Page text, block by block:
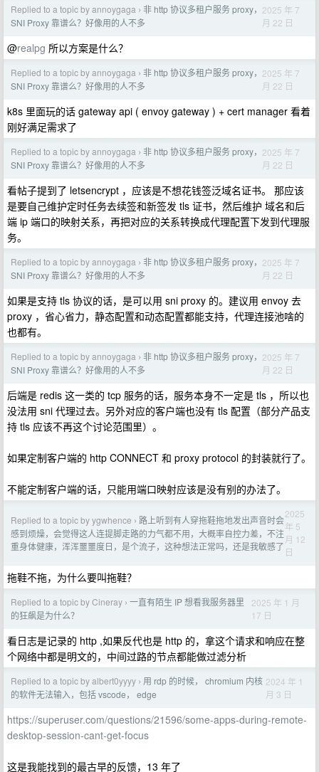
Replied to a topic by annoygaga › 非 http 协议多租户服务 proxy，
SNI Proxy 靠谱么？好像用的人不多
2025 年 7
月 22 日
@realpg 所以方案是什么？
Replied to a topic by annoygaga › 非 http 协议多租户服务 proxy，
SNI Proxy 靠谱么？好像用的人不多
2025 年 7
月 22 日
k8s 里面玩的话 gateway api ( envoy gateway ) + cert manager 看着
刚好满足需求了
Replied to a topic by annoygaga › 非 http 协议多租户服务 proxy，
SNI Proxy 靠谱么？好像用的人不多
2025 年 7
月 22 日
看帖子提到了 letsencrypt ，应该是不想花钱签泛域名证书。 那应该
是要自己维护定时任务去续签和新签发 tls 证书，然后维护 域名和后
端 ip 端口的映射关系，再把对应的关系转换成代理配置下发到代理服
务。
Replied to a topic by annoygaga › 非 http 协议多租户服务 proxy，
SNI Proxy 靠谱么？好像用的人不多
2025 年 7
月 22 日
如果是支持 tls 协议的话，是可以用 sni proxy 的。建议用 envoy 去
proxy ，省心省力，静态配置和动态配置都能支持，代理连接池啥的
也都有。
Replied to a topic by annoygaga › 非 http 协议多租户服务 proxy，
SNI Proxy 靠谱么？好像用的人不多
2025 年 7
月 22 日
后端是 redis 这一类的 tcp 服务的话，服务本身不一定是 tls ，所以也
没法用 sni 代理过去。另外对应的客户端也没有 tls 配置（部分产品支
持 tls 应该不再这个讨论范围里）。
如果定制客户端的 http CONNECT 和 proxy protocol 的封装就行了。
不能定制客户端的话，只能用端口映射应该是没有别的办法了。
Replied to a topic by ygwhence › 路上听到有人穿拖鞋拖地发出声音时会
感到烦燥，会觉得这人连提脚走路的力气都不用，大概率自控力差，不注
重身体健康，浑浑噩噩度日，是个流子，这种想法正常吗，还是我敏感了
2025
年 5
月 12
日
拖鞋不拖，为什么要叫拖鞋？
Replied to a topic by Cineray › 一直有陌生 IP 想看我服务器里
的狂飙是为什么？
2025 年 1 月
17 日
看日志是记录的 http ,如果反代也是 http 的，拿这个请求和响应在整
个网络中都是明文的，中间过路的节点都能做过滤分析
Replied to a topic by albert0yyyy › 用 rdp 的时候， chromium 内核
的软件无法输入，包括 vscode， edge
2024 年 1
月 3 日
https://superuser.com/questions/21596/some-apps-during-remote-
desktop-session-cant-get-focus
这是我能找到的最古早的反馈，13 年了